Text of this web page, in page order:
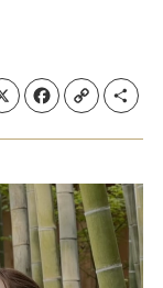
X Facebook Copy Link Share